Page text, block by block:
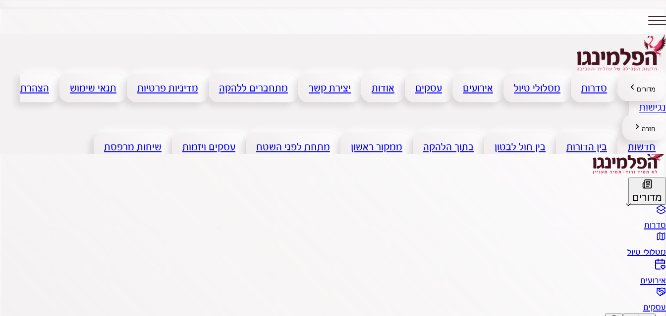
מדורים סדרות מסלולי טיול אירועים עסקים אודות יצירת קשר מתחברים ללהקה מדיניות פרטיות תנאי שימוש
הצהרת
נגישות
חזרה
חדשות בין הדורות בין חול לבטון בתוך הלהקה ממקור ראשון מתחת לפני השטח עסקים ויזמות שיחות מרפסת
מדורים
סדרות
מסלולי טיול
אירועים
עסקים